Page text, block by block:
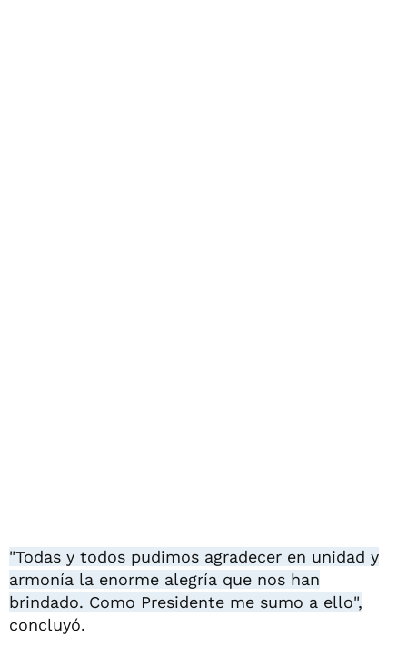
"Todas y todos pudimos agradecer en unidad y
armonía la enorme alegría que nos han
brindado. Como Presidente me sumo a ello",
concluyó.